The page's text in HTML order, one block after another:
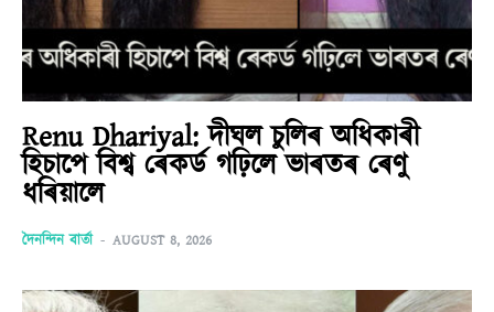
Renu Dhariyal: দীঘল চুলিৰ অধিকাৰী
হিচাপে বিশ্ব ৰেকৰ্ড গঢ়িলে ভাৰতৰ ৰেণু
ধৰিয়ালে
দৈনন্দিন বাৰ্তা - AUGUST 8, 2026